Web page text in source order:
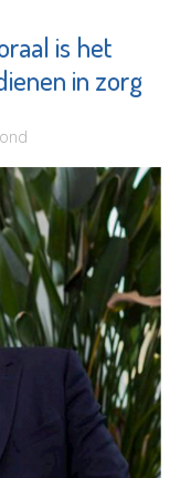
is het
in zorg